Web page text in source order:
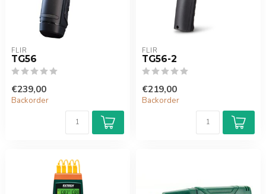
FLIR
TG56
€239,00
Backorder
FLIR
TG56-2
€219,00
Backorder